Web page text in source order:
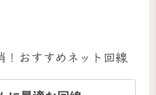
！おすすめネット回線